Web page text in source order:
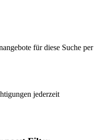
für diese Suche per
jederzeit